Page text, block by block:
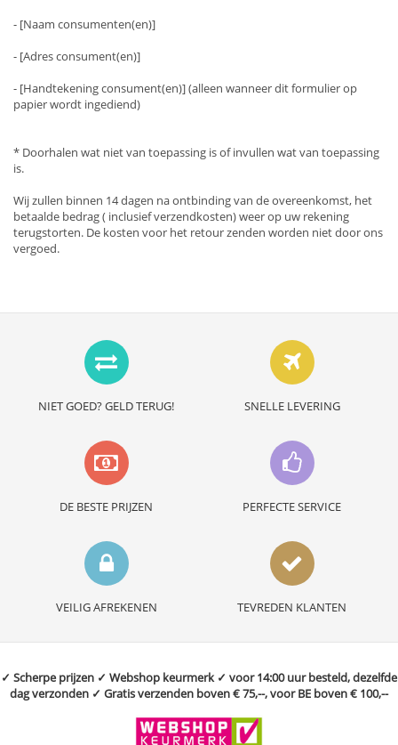
- [Naam consumenten(en)]
- [Adres consument(en)]
- [Handtekening consument(en)] (alleen wanneer dit formulier op
papier wordt ingediend)
* Doorhalen wat niet van toepassing is of invullen wat van toepassing
is.
Wij zullen binnen 14 dagen na ontbinding van de overeenkomst, het
betaalde bedrag ( inclusief verzendkosten) weer op uw rekening
terugstorten. De kosten voor het retour zenden worden niet door ons
vergoed.
NIET GOED? GELD TERUG! SNELLE LEVERING
DE BESTE PRIJZEN PERFECTE SERVICE
VEILIG AFREKENEN TEVREDEN KLANTEN
✓ Scherpe prijzen ✓ Webshop keurmerk ✓ voor 14:00 uur besteld, dezelfde
dag verzonden ✓ Gratis verzenden boven € 75,--, voor BE boven € 100,--